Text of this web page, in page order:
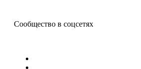
Сообщество в соцсетях